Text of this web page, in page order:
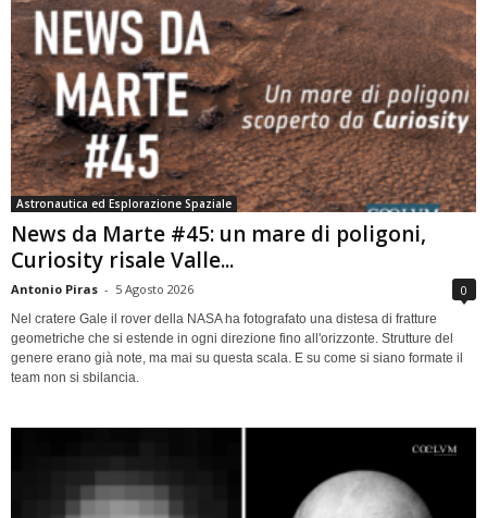
Astronautica ed Esplorazione Spaziale
News da Marte #45: un mare di poligoni,
Curiosity risale Valle...
Antonio Piras - 5 Agosto 2026 0
Nel cratere Gale il rover della NASA ha fotografato una distesa di fratture
geometriche che si estende in ogni direzione fino all'orizzonte. Strutture del
genere erano già note, ma mai su questa scala. E su come si siano formate il
team non si sbilancia.